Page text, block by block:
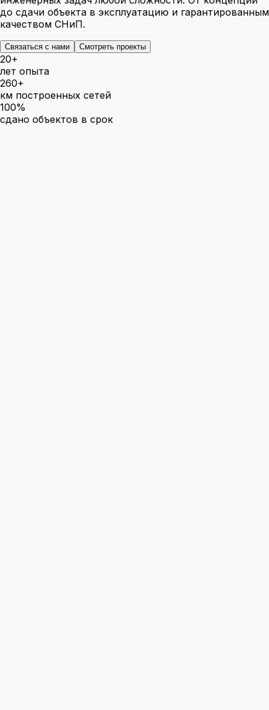
до сдачи объекта в эксплуатацию и гарантированным
качеством СНиП.
Связаться с нами Смотреть проекты
20+
лет опыта
260+
км построенных сетей
100%
сдано объектов в срок